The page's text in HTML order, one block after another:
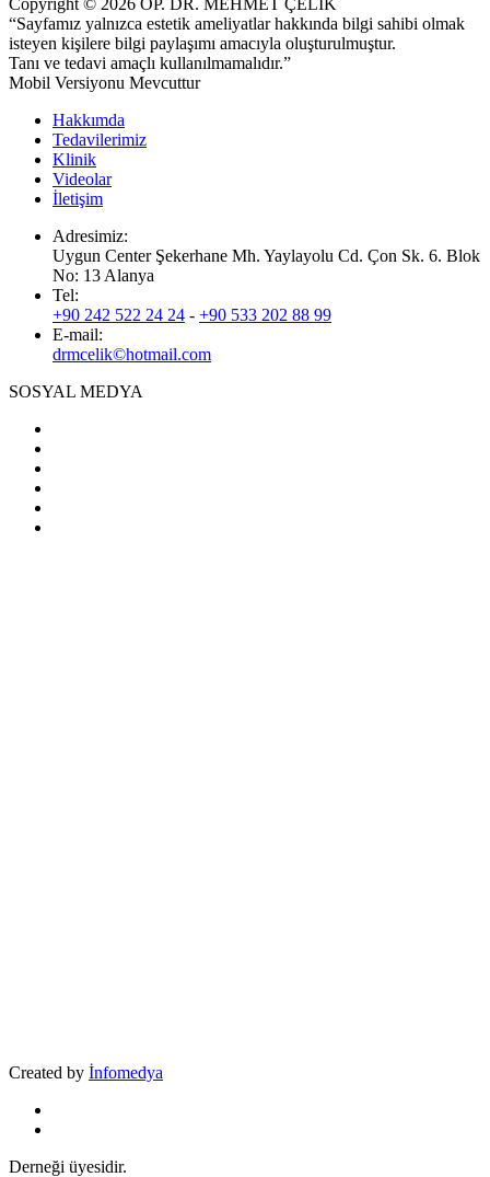
Copyright © 2026 OP. DR. MEHMET ÇELİK
“Sayfamız yalnızca estetik ameliyatlar hakkında bilgi sahibi olmak
isteyen kişilere bilgi paylaşımı amacıyla oluşturulmuştur.
Tanı ve tedavi amaçlı kullanılmamalıdır.”
Mobil Versiyonu Mevcuttur
Hakkımda
Tedavilerimiz
Klinik
Videolar
İletişim
Adresimiz:
Uygun Center Şekerhane Mh. Yaylayolu Cd. Çon Sk. 6. Blok
No: 13 Alanya
Tel:
+90 242 522 24 24 - +90 533 202 88 99
E-mail:
drmcelik©hotmail.com
SOSYAL MEDYA
Created by İnfomedya
Derneği üyesidir.